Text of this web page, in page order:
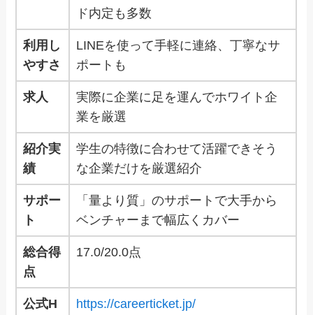
ド内定も多数
利用し
やすさ
LINEを使って手軽に連絡、丁寧なサ
ポートも
求人
実際に企業に足を運んでホワイト企
業を厳選
紹介実
績
学生の特徴に合わせて活躍できそう
な企業だけを厳選紹介
サポー
ト
「量より質」のサポートで大手から
ベンチャーまで幅広くカバー
総合得
点
17.0/20.0点
公式H
https://careerticket.jp/